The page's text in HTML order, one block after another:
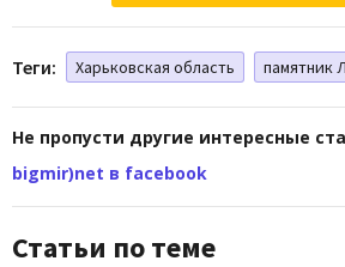
Теги: Харьковская область памятник
Не пропусти другие интересные
bigmir)net в facebook
Статьи по теме